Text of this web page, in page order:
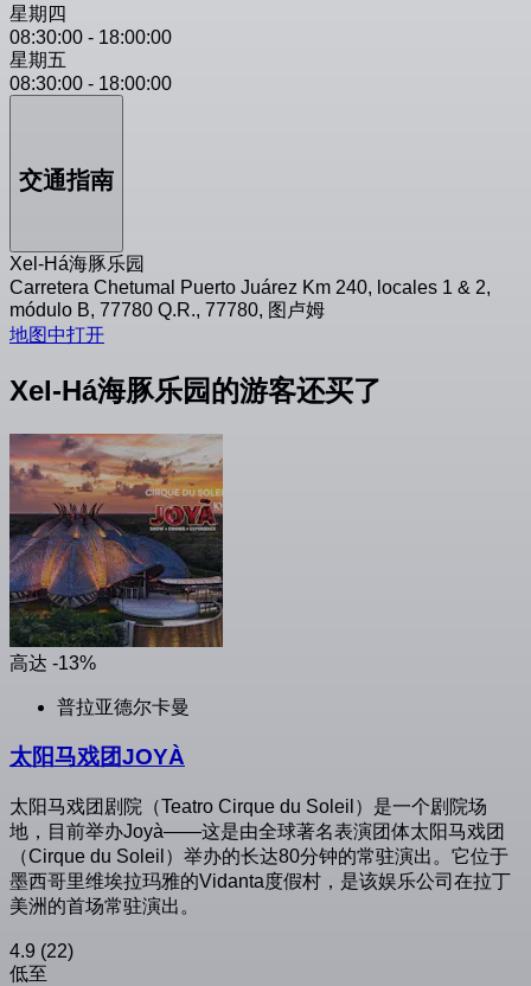
星期四
08:30:00 - 18:00:00
星期五
08:30:00 - 18:00:00
交通指南
Xel-Há海豚乐园
Carretera Chetumal Puerto Juárez Km 240, locales 1 & 2,
módulo B, 77780 Q.R., 77780, 图卢姆
地图中打开
Xel-Há海豚乐园的游客还买了
高达 -13%
普拉亚德尔卡曼
太阳马戏团JOYÀ
太阳马戏团剧院（Teatro Cirque du Soleil）是一个剧院场
地，目前举办Joyà——这是由全球著名表演团体太阳马戏团
（Cirque du Soleil）举办的长达80分钟的常驻演出。它位于
墨西哥里维埃拉玛雅的Vidanta度假村，是该娱乐公司在拉丁
美洲的首场常驻演出。
4.9 (22)
低至